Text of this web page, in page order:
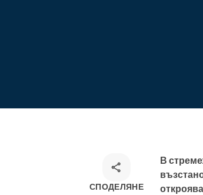
СПОДЕЛЯНЕ
В